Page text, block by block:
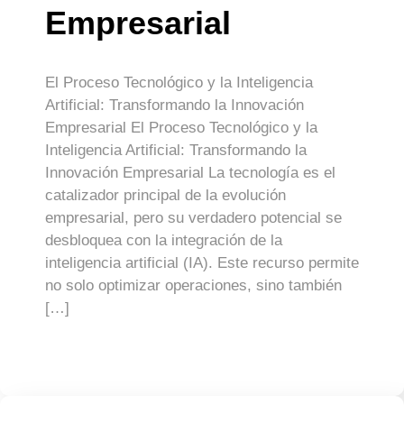
Empresarial
El Proceso Tecnológico y la Inteligencia
Artificial: Transformando la Innovación
Empresarial El Proceso Tecnológico y la
Inteligencia Artificial: Transformando la
Innovación Empresarial La tecnología es el
catalizador principal de la evolución
empresarial, pero su verdadero potencial se
desbloquea con la integración de la
inteligencia artificial (IA). Este recurso permite
no solo optimizar operaciones, sino también
[…]